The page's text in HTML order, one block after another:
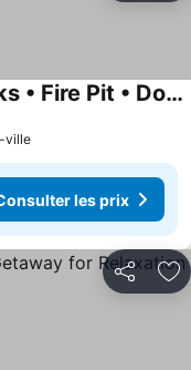
Waterfront Getaway • Kayaks • Fire Pit • Dock
ville
les prix
Partager